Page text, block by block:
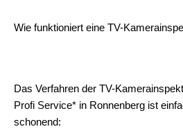
Wie funktioniert eine TV-
Das Verfahren der TV-
Profi Service* in Ronnenberg ist
schonend: